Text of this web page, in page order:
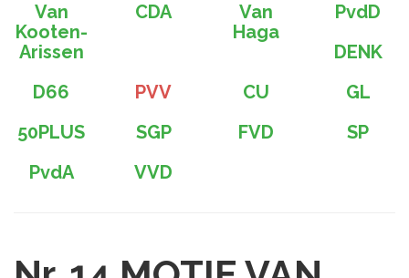
Van
Kooten-
Arissen
CDA
Van
Haga
PvdD
DENK
D66
PVV CU
GL
50PLUS
SGP FVD
SP
PvdA
VVD